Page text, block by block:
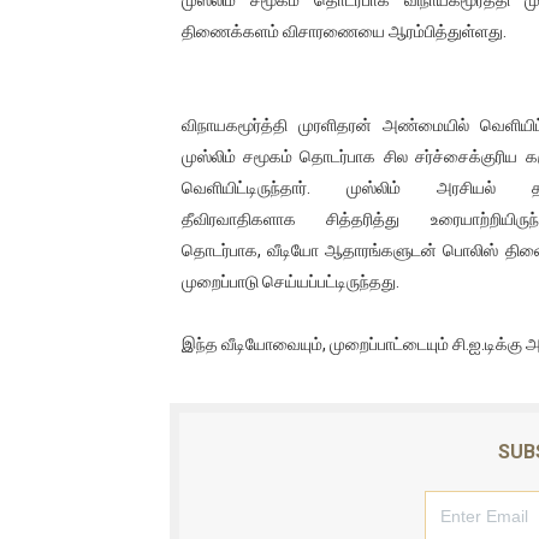
சிறுமியை பாலியல்
வடிவேலுவுக்கு நீதிமன்றம்
தியாகதீபம் லெப்.கேணல்
ஐ.நா முன்றலில் சீரற்ற
இளையராஜா – கமல் அவசர
ஜனாதிபதி ஐக்கிய
வலிமை தான் அஜித்
அல்வா கொடுக்கின்றது
திணைக்களம் விசாரணையை ஆரம்பித்துள்ளது.
விநாயகமூர்த்தி முரளிதரன் அண்மையில்
முஸ்லிம் சமூகம் தொடர்பாக சில சர்ச்சைக்குரிய
வெளியிட்டிருந்தார். முஸ்லிம் அரசியல்
தீவிரவாதிகளாக சித்தரித்து
தொடர்பாக, வீடியோ ஆதாரங்களுடன் பொலிஸ்
முறைப்பாடு செய்யப்பட்டிருந்தது.
இந்த வீடியோவையும், முறைப்பாட்டையும்